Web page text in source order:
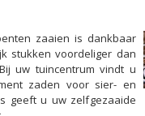
zaaien is dankbaar
stukken voordeliger dan
uw tuincentrum vindt u
zaden voor sier- en
geeft u uw zelfgezaaide